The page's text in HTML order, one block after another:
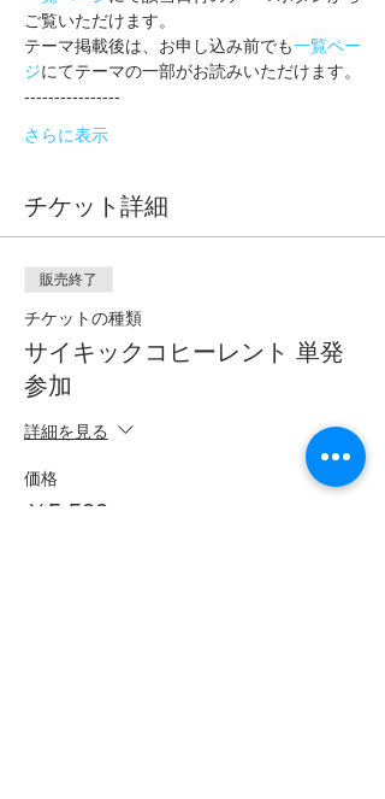
ご覧いただけます。
テーマ掲載後は、お申し込み前でも一覧ペー
ジにてテーマの一部がお読みいただけます。
----------------
さらに表示
チケット詳細
販売終了
チケットの種類
サイキックコヒーレント 単発
参加
詳細を見る
価格
￥5,500